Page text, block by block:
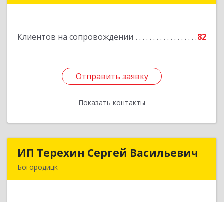
Клиентов на сопровождении 82
Отправить заявку
Показать контакты
Подробнее
Отправить заявку
Назад
ИП Терехин Сергей Васильевич
Богородицк
ИП Терехин Сергей Васильевич